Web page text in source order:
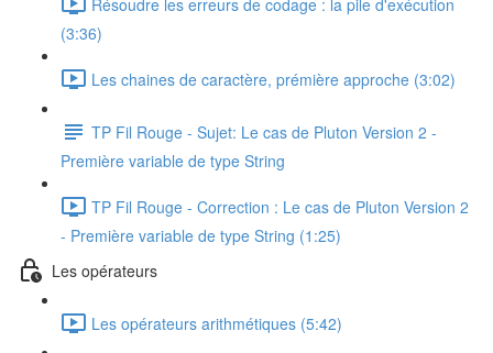
(3:36)
Les chaines de caractère, prémière approche (3:02)
TP Fil Rouge - Sujet: Le cas de Pluton Version 2 -
Première variable de type String
TP Fil Rouge - Correction : Le cas de Pluton Version 2
- Première variable de type String (1:25)
Les opérateurs
Les opérateurs arithmétiques (5:42)